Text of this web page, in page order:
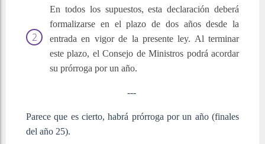
En todos los supuestos, esta declaración deberá
formalizarse en el plazo de dos años desde la
entrada en vigor de la presente ley. Al terminar
este plazo, el Consejo de Ministros podrá acordar
su prórroga por un año.
---
Parece que es cierto, habrá prórroga por un año (finales
del año 25).